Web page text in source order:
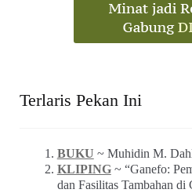
Terlaris Pekan Ini
BUKU ~ Muhidin M.
KLIPING~ “Ganefo:
dan Fasilitas Tambahan